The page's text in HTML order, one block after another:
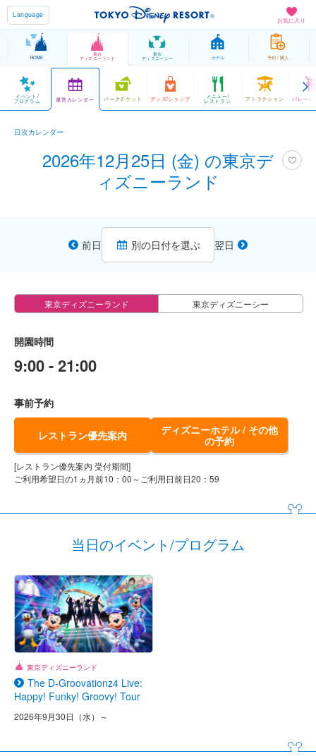
お気に入り
Language
HOME
東京
ディズニーランド
東京
ディズニーシー ホテル 予約 / 購入
イベント/
プログラム 運営カレンダー パークチケット グッズ/ショップ メニュー/
レストラン アトラクション パレード
日次カレンダー
2026年12月25日 (金) の東京デ
ィズニーランド
前日 別の日付を選ぶ 翌日
東京ディズニーランド 東京ディズニーシー
開園時間
9:00 - 21:00
事前予約
レストラン優先案内
ディズニーホテル / その他
の予約
[レストラン優先案内 受付期間]
ご利用希望日の1ヵ月前10：00～ご利用日前日20：59
当日のイベント/プログラム
東京ディズニーランド
The D-Groovationz4 Live:
Happy! Funky! Groovy! Tour
2026年9月30日（水）～